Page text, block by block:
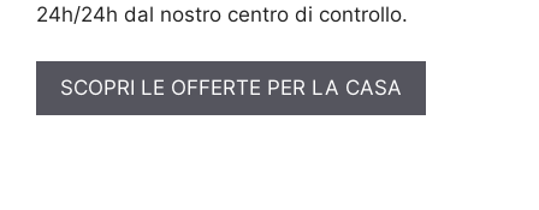
24h/24h dal nostro centro di controllo.
SCOPRI LE OFFERTE PER LA CASA